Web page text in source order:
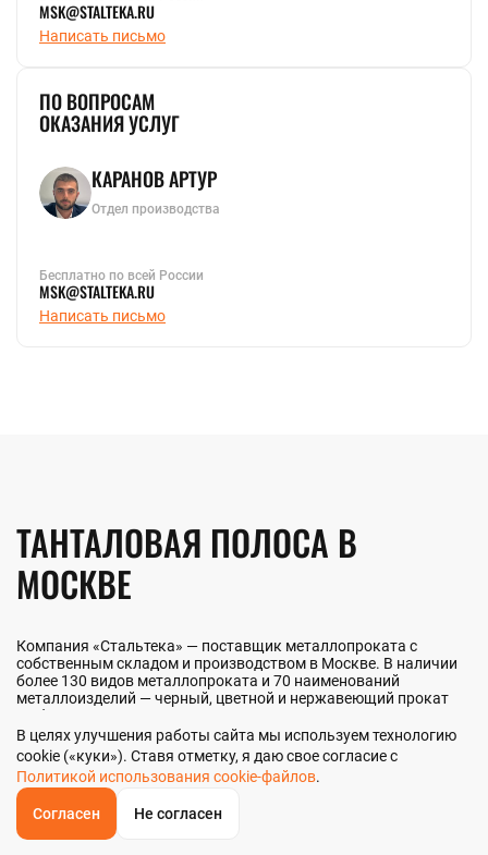
ОБРАТНЫЙЗВОНОК
MSK@STALTEKA.RU
Написать письмо
ПО ВОПРОСАМ
ОКАЗАНИЯ УСЛУГ
КАРАНОВ АРТУР
Отдел производства
Бесплатно по всей России
MSK@STALTEKA.RU
Написать письмо
ТАНТАЛОВАЯ ПОЛОСА В
МОСКВЕ
Компания «Стальтека» — поставщик металлопроката с
собственным складом и производством в Москве. В наличии
более 130 видов металлопроката и 70 наименований
металлоизделий — черный, цветной и нержавеющий прокат
любых типоразмеров. Мы реализуем танталовую полосу как
оптом, так и в розницу прямо со склада из наличия или под
заказ. Контроль качества на всех этапах — от входного
анализа до отгрузки.
НАШИ ПРЕИМУЩЕСТВА
Главная
В целях улучшения работы сайта мы используем технологию
cookie («куки»). Ставя отметку, я даю свое согласие с
Политикой использования cookie-файлов.
Согласен Не согласен